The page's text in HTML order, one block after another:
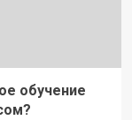
обучение